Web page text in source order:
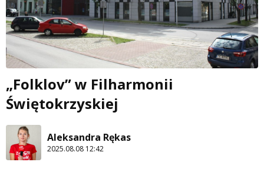
„Folklov” w Filharmonii
Świętokrzyskiej
Aleksandra Rękas
2025.08.08 12:42